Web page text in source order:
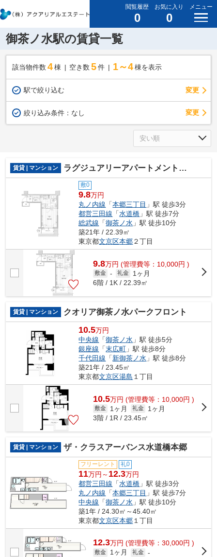
閲覧履歴
0
お気に入り
0
メニュー
御茶ノ水駅の賃貸一覧
該当物件数 4棟 空き数 5 件 1～4 棟を表示
駅で絞り込む 変更
絞り込み条件： なし 変更
賃貸 | マンション ラグジュアリーアパートメント本郷
敷0
9.8万円
丸ノ内線 「本郷三丁目 」駅 徒歩3分
都営三田線 「水道橋 」駅 徒歩7分
総武線 「御茶ノ水 」駅 徒歩10分
築21年 / 22.39㎡
東京都文京区本郷２丁目
9.8万円 (管理費等：10,000円 )
敷金 - 礼金
1ヶ月
6階 / 1K / 22.39㎡
賃貸 | マンション クオリア御茶ノ水パークフロント
10.5万円
中央線 「御茶ノ水 」駅 徒歩5分
銀座線 「末広町 」駅 徒歩8分
千代田線 「新御茶ノ水 」駅 徒歩8分
築21年 / 23.45㎡
東京都文京区湯島 １丁目
10.5万円 (管理費等：10,000円 )
敷金 1ヶ月 礼金
1ヶ月
3階 / 1R / 23.45㎡
賃貸 | マンション ザ・クラスアーバンス水道橋本郷
フリーレント 礼0
11万円～ 12.3万円
都営三田線 「水道橋 」駅 徒歩3分
丸ノ内線 「本郷三丁目 」駅 徒歩7分
中央線 「御茶ノ水 」駅 徒歩10分
築1年 / 24.30㎡～45.40㎡
東京都文京区本郷 １丁目
12.3万円 (管理費等：30,000円 )
敷金 1ヶ月 礼金 -